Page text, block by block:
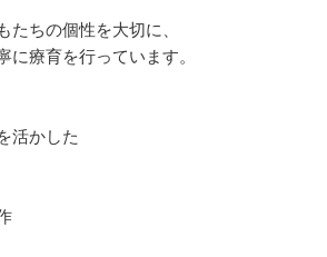
たちの個性を大切に、
に療育を行っています。
活かした